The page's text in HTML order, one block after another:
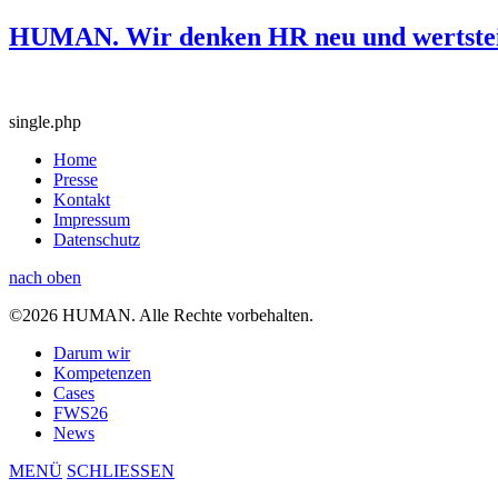
HUMAN. Wir denken HR neu und
single.php
Home
Presse
Kontakt
Impressum
Datenschutz
nach oben
©2026 HUMAN. Alle Rechte vorbehalten.
Darum wir
Kompetenzen
Cases
FWS26
News
MENÜ SCHLIESSEN